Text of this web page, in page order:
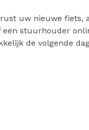
uw nieuwe fiets,
stuurhouder
de volgende